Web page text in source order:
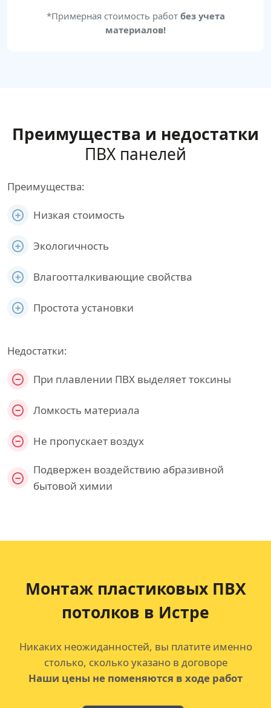
*Примерная стоимость работ без учета
материалов!
Преимущества и недостатки
ПВХ панелей
Преимущества:
Низкая стоимость
Экологичность
Влагоотталкивающие свойства
Простота установки
Недостатки:
При плавлении ПВХ выделяет токсины
Ломкость материала
Не пропускает воздух
Подвержен воздействию абразивной
бытовой химии
Монтаж пластиковых ПВХ
потолков в Истре
Никаких неожиданностей, вы платите именно
столько, сколько указано в договоре
Наши цены не поменяются в ходе работ